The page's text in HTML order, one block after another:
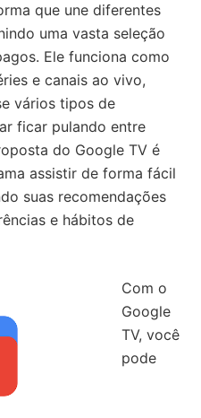
que une diferentes
uma vasta seleção
Ele funciona como
e canais ao vivo,
vários tipos de
ficar pulando entre
do Google TV é
assistir de forma fácil
suas recomendações
e hábitos de
Com o
Google
TV, você
pode